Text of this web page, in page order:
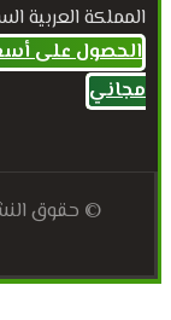
المملكة العربية
الحصول على
مجاني
© حقوق النشر 2026. جميع الحقوق